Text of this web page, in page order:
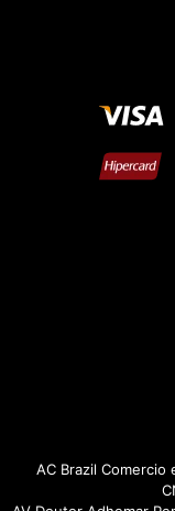
AC Brazil Comercio